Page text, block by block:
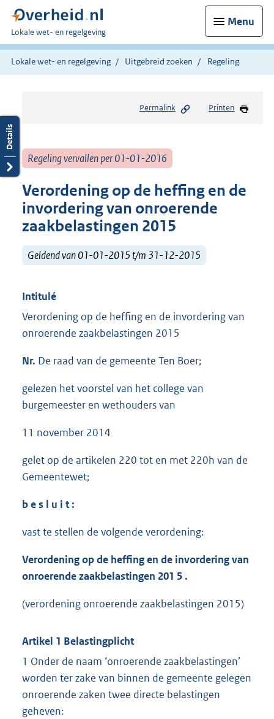
Menu
U
bent
hier:
Lokale wet- en regelgeving
Lokale wet- en regelgeving Uitgebreid zoeken Regeling
Permalink Printen
Regeling vervallen per 01-01-2016
Verordening op de heffing en de
invordering van onroerende
zaakbelastingen 2015
Geldend van 01-01-2015 t/m 31-12-2015
Intitulé
Verordening op de heffing en de invordering van
onroerende zaakbelastingen 2015
Nr. De raad van de gemeente Ten Boer;
gelezen het voorstel van het college van
burgemeester en wethouders van
11 november 2014
gelet op de artikelen 220 tot en met 220h van de
Gemeentewet;
b e s l u i t :
vast te stellen de volgende verordening:
Verordening op de heffing en de invordering van
onroerende zaakbelastingen 201 5.
(verordening onroerende zaakbelastingen 2015)
Artikel 1 Belastingplicht
1 Onder de naam ‘onroerende zaakbelastingen’
worden ter zake van binnen de gemeente gelegen
onroerende zaken twee directe belastingen
geheven: